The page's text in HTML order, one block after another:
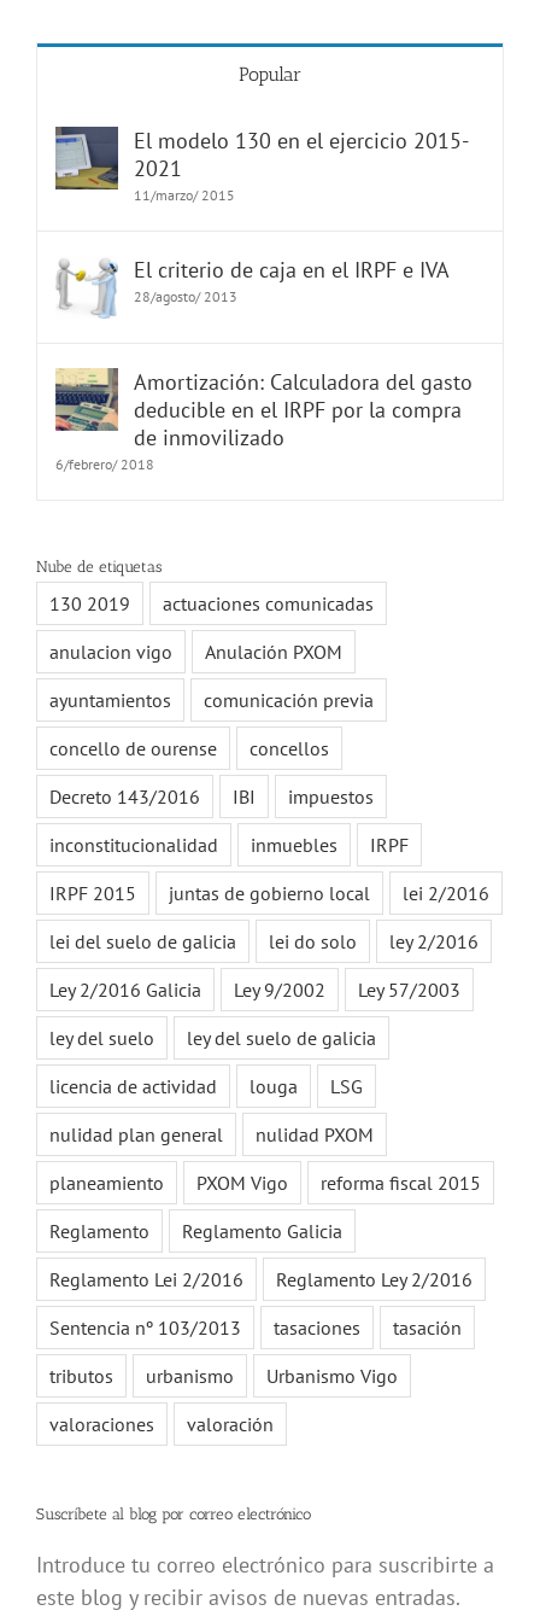
Popular
El modelo 130 en el ejercicio 2015-
2021
11/marzo/ 2015
El criterio de caja en el IRPF e IVA
28/agosto/ 2013
Amortización: Calculadora del gasto
deducible en el IRPF por la compra
de inmovilizado
6/febrero/ 2018
Nube de etiquetas
130 2019
actuaciones comunicadas
anulacion vigo
Anulación PXOM
ayuntamientos
comunicación previa
concello de ourense
concellos
Decreto 143/2016
IBI
impuestos
inconstitucionalidad
inmuebles
IRPF
IRPF 2015
juntas de gobierno local
lei 2/2016
lei del suelo de galicia
lei do solo
ley 2/2016
Ley 2/2016 Galicia
Ley 9/2002
Ley 57/2003
ley del suelo
ley del suelo de galicia
licencia de actividad
louga
LSG
nulidad plan general
nulidad PXOM
planeamiento
PXOM Vigo
reforma fiscal 2015
Reglamento
Reglamento Galicia
Reglamento Lei 2/2016
Reglamento Ley 2/2016
Sentencia nº 103/2013
tasaciones
tasación
tributos
urbanismo
Urbanismo Vigo
valoraciones
valoración
Suscríbete al blog por correo electrónico
Introduce tu correo electrónico para suscribirte a
este blog y recibir avisos de nuevas entradas.